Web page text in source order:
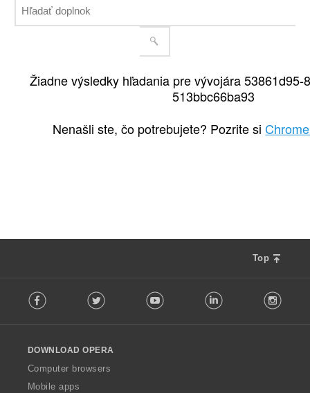
Žiadne výsledky hľadania pre vývojára 53861d95-
513bbc66ba93
Nenašli ste, čo potrebujete? Pozrite si
Top
o
w
O
p
Facebook Twitter Youtube LinkedIn
DOWNLOAD OPERA
Computer browsers
Mobile apps